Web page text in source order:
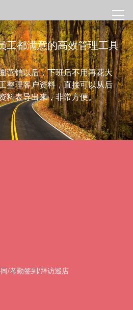
工都满意的高效管理工具
营销以后，下班后不用再花大
整理客户资料，直接可以从后
料表导出来，非常方便。
/考勤签到/拜访巡店